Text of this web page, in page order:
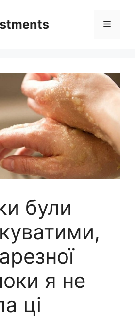
Меню
були
я не
ці